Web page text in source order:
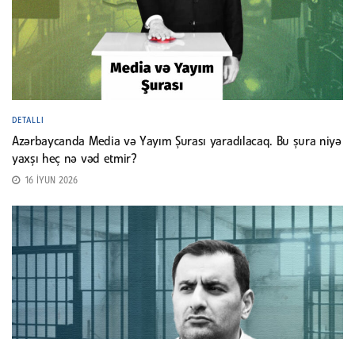
DETALLI
Azərbaycanda Media və Yayım Şurası yaradılacaq. Bu şura niyə
yaxşı heç nə vəd etmir?
16 İYUN 2026